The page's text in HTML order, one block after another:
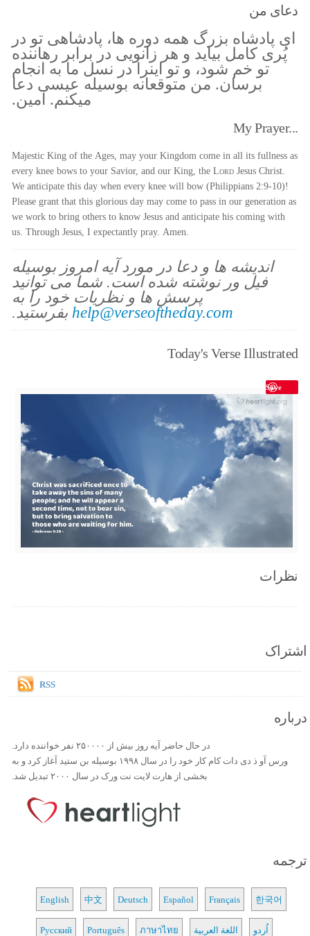
دعای من
ای پادشاه بزرگ همه دوره ها، پادشاهی تو در
پُری کامل بیاید و هر زانویی در برابر رهاننده
تو خم شود، و تو اینرا در نسل ما به انجام
برسان. من متوقعانه بوسیله عیسی دعا
میکنم. آمین.
My Prayer...
Majestic King of the Ages, may your Kingdom come in all its fullness as
every knee bows to your Savior, and our King, theLord Jesus Christ.
We anticipate this day when every knee will bow (Philippians 2:9-10)!
Please grant that this glorious day may come to pass in our generation as
we work to bring others to know Jesus and anticipate his coming with
us. Through Jesus, I expectantly pray. Amen.
اندیشه ها و دعا در مورد آیه امروز بوسیله
فیل ور نوشته شده است. شما می توانید
پرسش ها و نظریات خود را به
help@verseoftheday.com بفرستید.
Today's Verse Illustrated
Save
نظرات
اشتراک
RSS
درباره
در حال حاضر آیه روز بیش از ۲۵۰۰۰۰ نفر خواننده دارد.
ورس آو ذ دی دات کام کار خود را در سال ۱۹۹۸ بوسیله بن ستید آغاز کرد و به
بخشی از هارت لایت نت ورک در سال ۲۰۰۰ تبدیل شد.
ترجمه
English 中文 Deutsch Español Français 한국어
Русский Português ภาษาไทย اللغة العربية اُردو